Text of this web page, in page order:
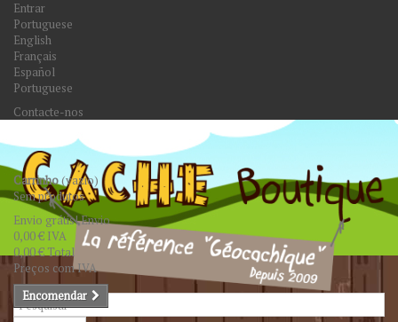
Entrar
Portuguese
English
Français
Español
Portuguese
Contacte-nos
Carrinho(vazio)
Sem produtos
Envio grátis!Envio
0,00 € IVA
0,00 €Total
Preços com IVA
Encomendar